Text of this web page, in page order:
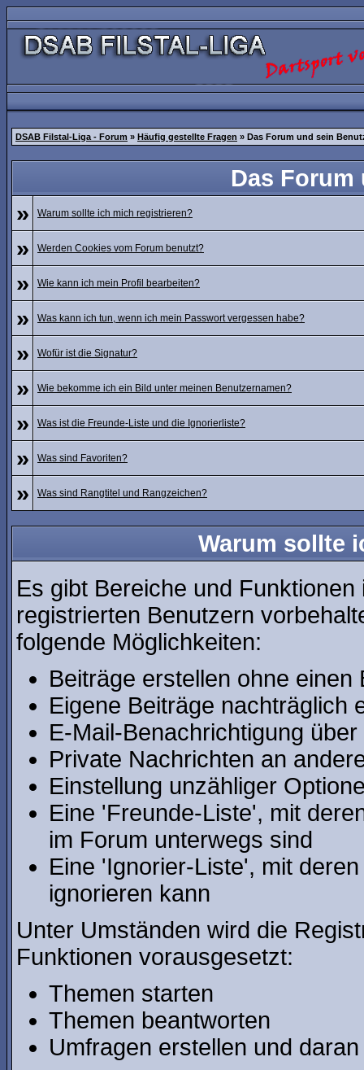
DSAB Filstal-Liga - Forum » Häufig gestellte Fragen » Das Forum und sein
Das
»
Warum sollte ich mich registrieren?
» Werden Cookies vom Forum benutzt?
» Wie kann ich mein Profil bearbeiten?
» Was kann ich tun, wenn ich mein Passwort vergessen habe?
» Wofür ist die Signatur?
» Wie bekomme ich ein Bild unter meinen Benutzernamen?
» Was ist die Freunde-Liste und die Ignorierliste?
» Was sind Favoriten?
» Was sind Rangtitel und Rangzeichen?
Warum sollte
Es gibt Bereiche und
registrierten Benutzern
folgende Möglichkeiten:
Beiträge erstellen ohne
Eigene Beiträge nachträglich
E-Mail-Benachrichtigung
Private Nachrichten an
Einstellung unzähliger
Eine 'Freunde-Liste', mit
im Forum unterwegs sind
Eine 'Ignorier-Liste', mit
ignorieren kann
Unter Umständen wird die
Funktionen vorausgesetzt:
Themen starten
Themen beantworten
Umfragen erstellen und